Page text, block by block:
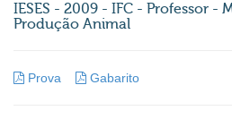
IESES - 2009 - IFC - Professor -
Produção Animal
Prova Gabarito